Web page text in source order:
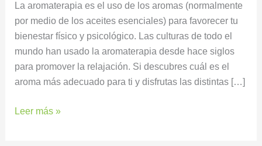
La aromaterapia es el uso de los aromas (normalmente
por medio de los aceites esenciales) para favorecer tu
bienestar físico y psicológico. Las culturas de todo el
mundo han usado la aromaterapia desde hace siglos
para promover la relajación. Si descubres cuál es el
aroma más adecuado para ti y disfrutas las distintas […]
Leer más »